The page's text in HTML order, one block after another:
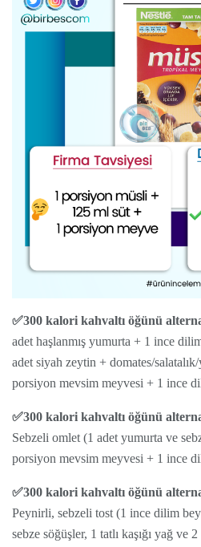
✅300 kalori kahvaltı öğünü
adet haşlanmış yumurta + 1 ince
adet siyah zeytin + domates/
porsiyon mevsim meyvesi + 1 ince
✅300 kalori kahvaltı öğünü
Sebzeli omlet (1 adet yumurta ve
porsiyon mevsim meyvesi + 1 ince
✅300 kalori kahvaltı öğünü
Peynirli, sebzeli tost (1 ince dilim
sebze söğüşler, 1 tatlı kaşığı yağ ve